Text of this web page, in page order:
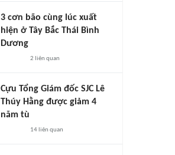
3 cơn bão cùng lúc xuất
hiện ở Tây Bắc Thái Bình
Dương
2 liên quan
Cựu Tổng Giám đốc SJC Lê
Thúy Hằng được giảm 4
năm tù
14 liên quan